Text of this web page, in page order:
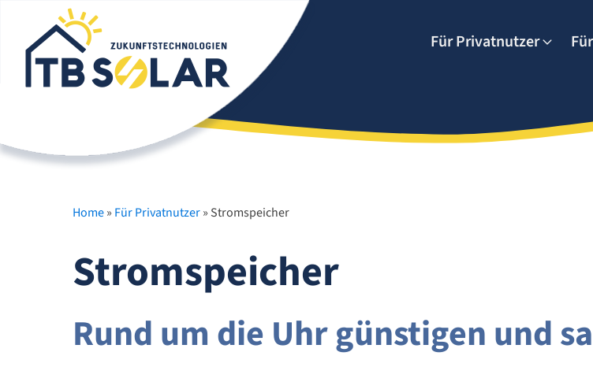
Für Privatnutzer
Home» Für Privatnutzer» Stromspeicher
Stromspeicher
Rund um die Uhr günstigen und